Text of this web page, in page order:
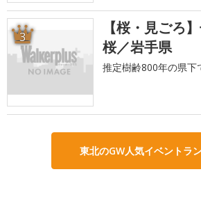
3
【桜・見ごろ
桜／岩手県
推定樹齢800年の県下
東北のGW人気イベントラ